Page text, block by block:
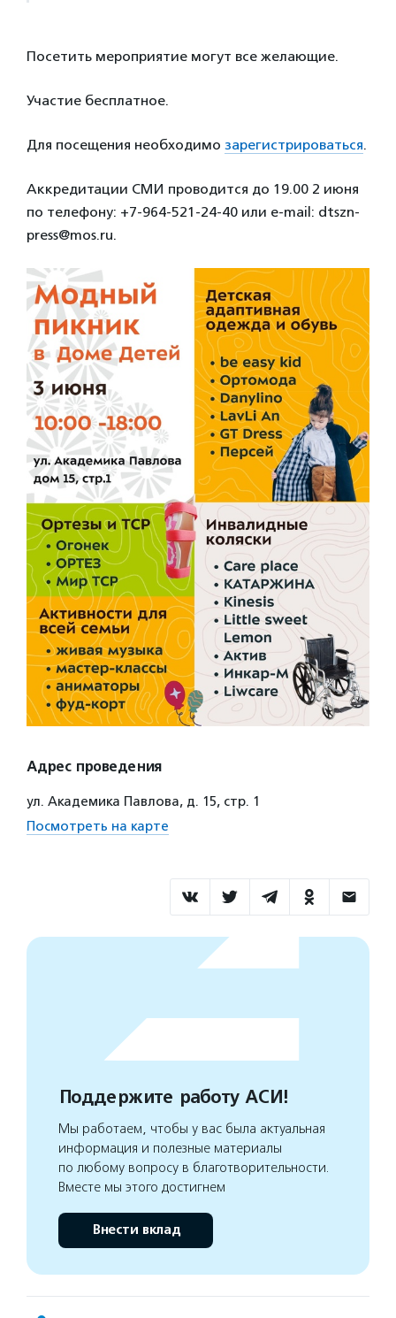
Посетить мероприятие могут все желающие.
Участие бесплатное.
Для посещения необходимо зарегистрироваться.
Аккредитации СМИ проводится до 19.00 2 июня
по телефону: +7-964-521-24-40 или e-mail: dtszn-
press@mos.ru.
Адрес проведения
ул. Академика Павлова, д. 15, стр. 1
Посмотреть на карте
Поддержите работу АСИ!
Мы работаем, чтобы у вас была актуальная
информация и полезные материалы
по любому вопросу в благотворительности.
Вместе мы этого достигнем
Внести вклад